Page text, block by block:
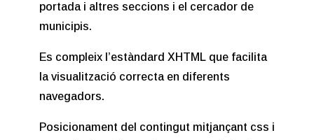
portada i altres seccions i el cercador de
municipis.
Es compleix l’estàndard XHTML que facilita
la visualització correcta en diferents
navegadors.
Posicionament del contingut mitjançant css i